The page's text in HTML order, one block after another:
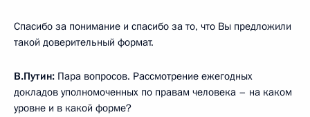
Спасибо за понимание и спасибо за то, что Вы предложили
такой доверительный формат.
В.Путин: Пара вопросов. Рассмотрение ежегодных
докладов уполномоченных по правам человека – на каком
уровне и в какой форме?